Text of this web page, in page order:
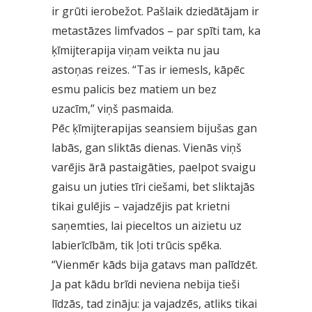
ir grūti ierobežot. Pašlaik dziedātājam ir
metastāzes limfvados – par spīti tam, ka
ķīmijterapija viņam veikta nu jau
astoņas reizes. “Tas ir iemesls, kāpēc
esmu palicis bez matiem un bez
uzacīm,” viņš pasmaida.
Pēc ķīmijterapijas seansiem bijušas gan
labās, gan sliktās dienas. Vienās viņš
varējis ārā pastaigāties, paelpot svaigu
gaisu un juties tīri ciešami, bet sliktajās
tikai gulējis – vajadzējis pat krietni
saņemties, lai pieceltos un aizietu uz
labierīcībām, tik ļoti trūcis spēka.
“Vienmēr kāds bija gatavs man palīdzēt.
Ja pat kādu brīdi neviena nebija tieši
līdzās, tad zināju: ja vajadzēs, atliks tikai